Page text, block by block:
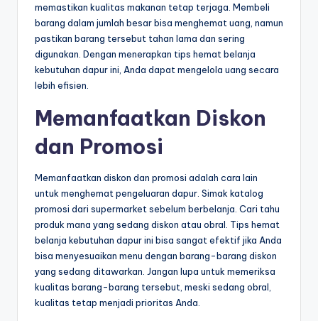
memastikan kualitas makanan tetap terjaga. Membeli
barang dalam jumlah besar bisa menghemat uang, namun
pastikan barang tersebut tahan lama dan sering
digunakan. Dengan menerapkan tips hemat belanja
kebutuhan dapur ini, Anda dapat mengelola uang secara
lebih efisien.
Memanfaatkan Diskon
dan Promosi
Memanfaatkan diskon dan promosi adalah cara lain
untuk menghemat pengeluaran dapur. Simak katalog
promosi dari supermarket sebelum berbelanja. Cari tahu
produk mana yang sedang diskon atau obral. Tips hemat
belanja kebutuhan dapur ini bisa sangat efektif jika Anda
bisa menyesuaikan menu dengan barang-barang diskon
yang sedang ditawarkan. Jangan lupa untuk memeriksa
kualitas barang-barang tersebut, meski sedang obral,
kualitas tetap menjadi prioritas Anda.